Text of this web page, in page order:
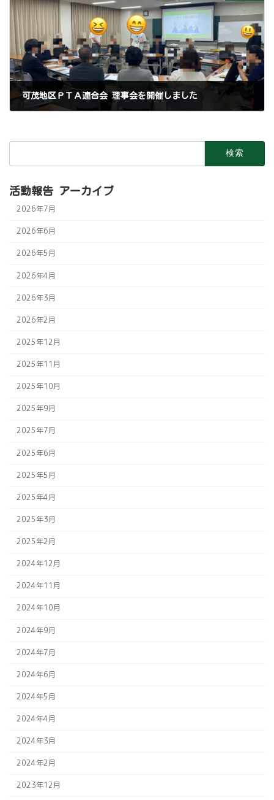
可茂地区ＰＴＡ連合会 理事会を開催しました
活動報告 アーカイブ
2026年7月
2026年6月
2026年5月
2026年4月
2026年3月
2026年2月
2025年12月
2025年11月
2025年10月
2025年9月
2025年7月
2025年6月
2025年5月
2025年4月
2025年3月
2025年2月
2024年12月
2024年11月
2024年10月
2024年9月
2024年7月
2024年6月
2024年5月
2024年4月
2024年3月
2024年2月
2023年12月